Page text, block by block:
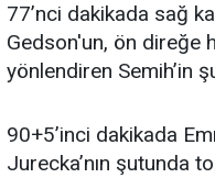
77’nci dakikada sağ
Gedson'un, ön direğe
yönlendiren Semih’in
90+5’inci dakikada
Jurecka’nın şutunda